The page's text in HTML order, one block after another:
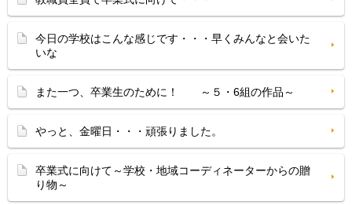
今日の学校はこんな感じです・・・早くみんなと会いた
いな
また一つ、卒業生のために！ ～５・6組の作品～
やっと、金曜日・・・頑張りました。
卒業式に向けて～学校・地域コーディネーターからの贈
り物～